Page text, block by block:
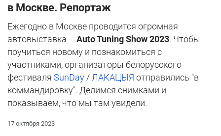
в Москве. Репортаж
Ежегодно в Москве проводится огромная
автовыставка – Auto Tuning Show 2023. Чтобы
поучиться новому и познакомиться с
участниками, организаторы белорусского
фестиваля SunDay/ЛАКАЦЫЯ отправились "в
коммандировку". Делимся снимками и
показываем, что мы там увидели.
17 октября 2023